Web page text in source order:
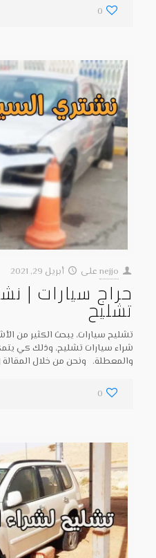
0
nejjo على أبريل 29, 2021
حراج سيارات |
تشليح
تشليح سيارات، يبحث الكثير من
شراء سيارات تشليح، وذلك كي
والمعطلة. ونحن من خلال المقالة
0